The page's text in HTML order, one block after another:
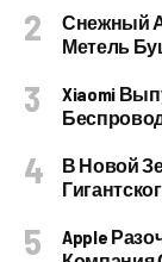
Снежный
Метель
Xiaomi
В Новой
Apple